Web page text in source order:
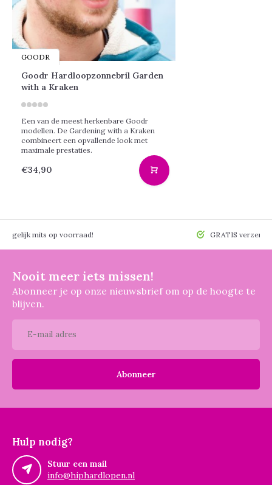
GOODR
Goodr Hardloopzonnebril Garden
with a Kraken
Een van de meest herkenbare Goodr
modellen. De Gardening with a Kraken
combineert een opvallende look met
maximale prestaties.
€34,90
mits op voorraad! GRATIS
Nooit meer iets missen!
Abonneer je op onze nieuwsbrief om op de hoogte te
blijven.
Abonneer
Hulp nodig?
Stuur een mail
info@hiphardlopen.nl